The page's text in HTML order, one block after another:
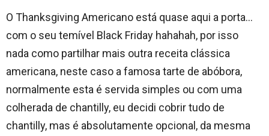
O Thanksgiving Americano está quase aqui a porta…
com o seu temível Black Friday hahahah, por isso
nada como partilhar mais outra receita clássica
americana, neste caso a famosa tarte de abóbora,
normalmente esta é servida simples ou com uma
colherada de chantilly, eu decidi cobrir tudo de
chantilly, mas é absolutamente opcional, da mesma